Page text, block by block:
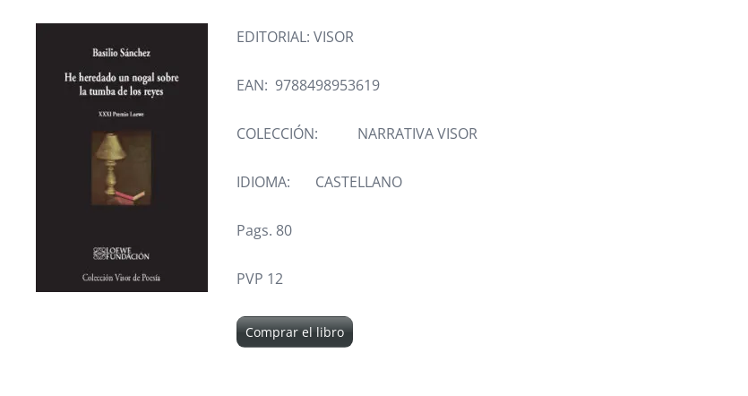
EDITORIAL: VISOR
EAN: 9788498953619
COLECCIÓN: NARRATIVA VISOR
IDIOMA: CASTELLANO
Pags. 80
PVP 12
Comprar el libro